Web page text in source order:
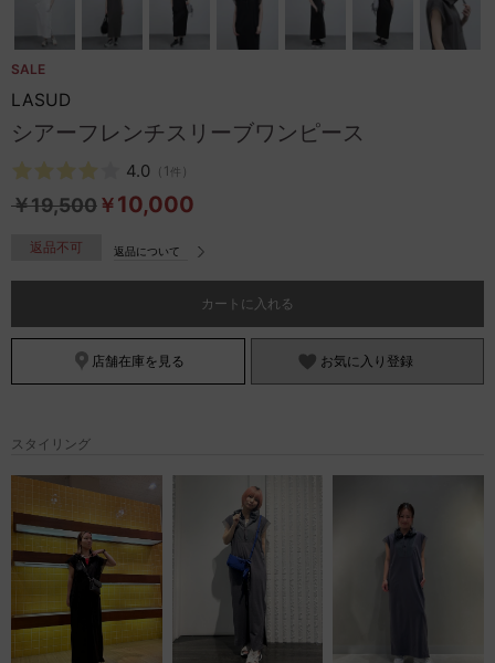
ご利用ガイド/ヘルプ
お問い合わせ
SALE
LASUD
シアーフレンチスリーブワンピース
4.0 （ 1 件 ）
￥19,500￥10,000
返品不可 返品について
カートに入れる
店舗在庫を見る お気に入り登録
スタイリング